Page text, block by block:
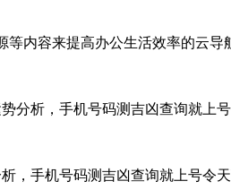
内容来提高办公生活效率的云导
析，手机号码测吉凶查询就上
，手机号码测吉凶查询就上号令天